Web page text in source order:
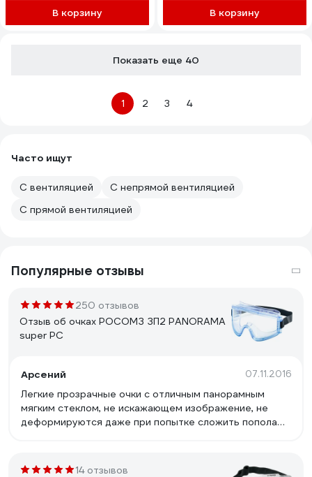
В корзину В корзину
Показать еще 40
1 2 3 4
Часто ищут
С вентиляцией
С непрямой вентиляцией
С прямой вентиляцией
Популярные отзывы
250 отзывов
Отзыв об очках РОСОМЗ ЗП2 PANORAMA
super PC
Арсений 07.11.2016
Легкие прозрачные очки с отличным панорамным
мягким стеклом, не искажающем изображение, не
деформируются даже при попытке сложить пополам.
температуре.14 отзывов